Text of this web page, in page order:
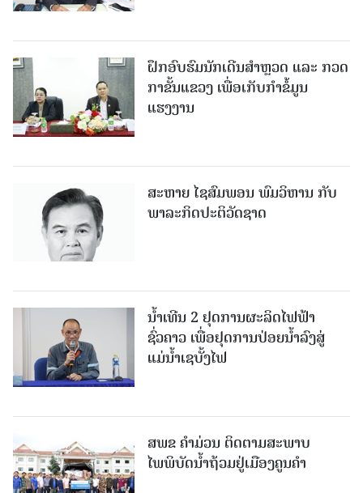
ຝຶກອົບຮົມນັກເດີນສຳຫຼວດ ແລະ ກວດ
ກາຂັ້ນແຂວງ ເພື່ອເກັບກຳຂໍ້ມູນ
ແຮງງານ
ສະຫາຍ ໄຊສົມພອນ ພົມວິຫານ ກັບ
ພາລະກິດປະຕິວັດຊາດ
ນໍ້າເທີນ 2 ຢຸດການຜະລິດໄຟຟ້າ
ຊົ່ວຄາວ ເພື່ອຢຸດການປ່ອຍນໍ້າລົງສູ່
ແມ່ນໍ້າເຊບັ້ງໄຟ
ສ​ພ​ຂ ຄໍາມ່ວນ ຕິດຕາມສະພາບ
ໄພພິບັດນໍ້າຖ້ວມຢູ່ເມືອງຄູນຄໍາ